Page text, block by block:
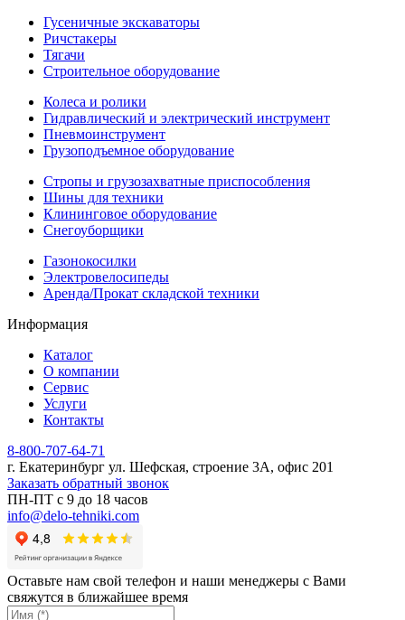
Гусеничные экскаваторы
Ричстакеры
Тягачи
Строительное оборудование
Колеса и ролики
Гидравлический и электрический инструмент
Пневмоинструмент
Грузоподъемное оборудование
Стропы и грузозахватные приспособления
Шины для техники
Клининговое оборудование
Снегоуборщики
Газонокосилки
Электровелосипеды
Аренда/Прокат складской техники
Информация
Каталог
О компании
Сервис
Услуги
Контакты
8-800-707-64-71
г. Екатеринбург ул. Шефская, строение 3А, офис 201
Заказать обратный звонок
ПН-ПТ с 9 до 18 часов
info@delo-tehniki.com
Оставьте нам свой телефон и наши менеджеры с Вами
свяжутся в ближайшее время